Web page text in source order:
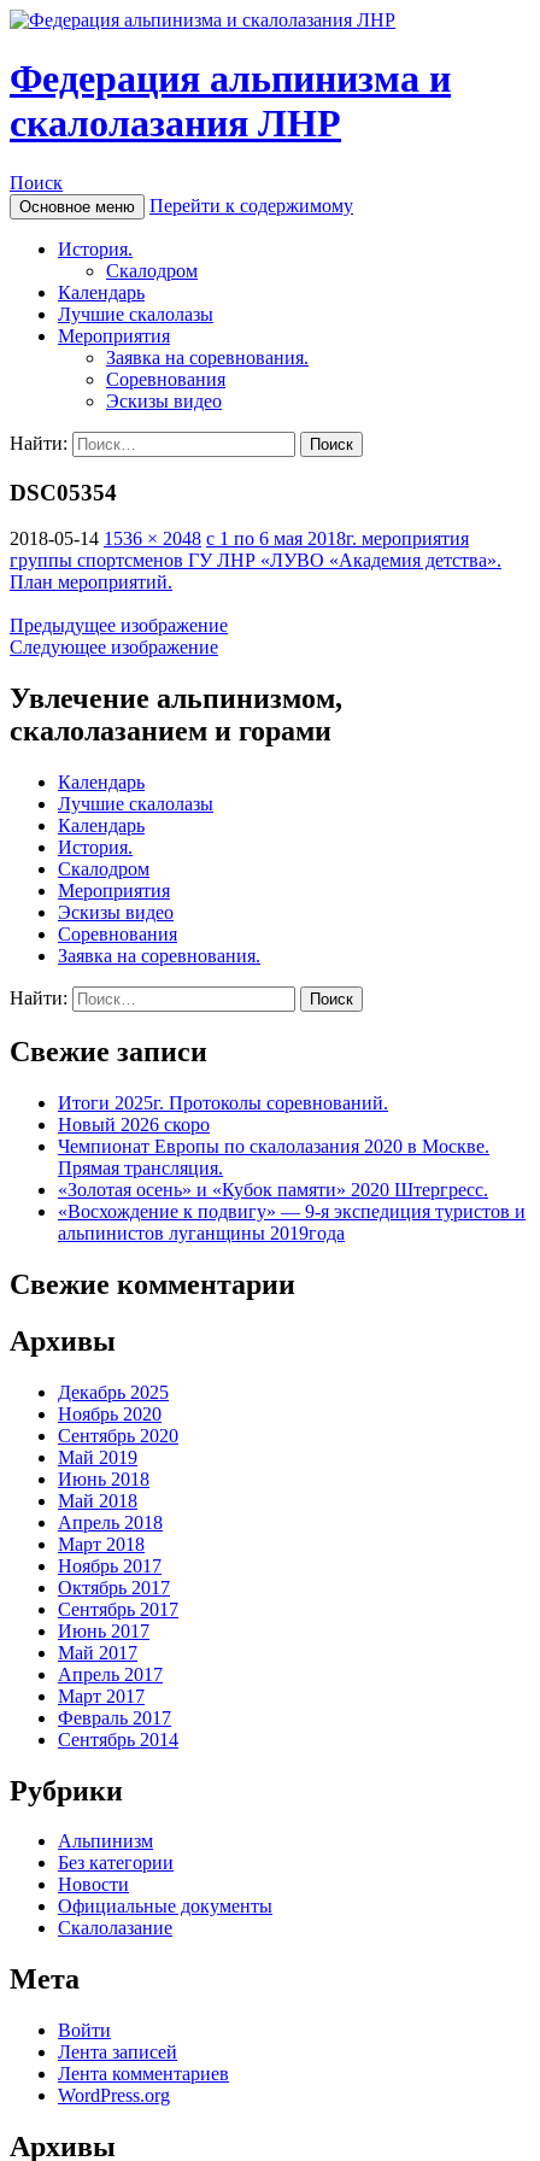
Федерация альпинизма и
скалолазания ЛНР
Поиск
Основное меню Перейти к содержимому
История.
Скалодром
Календарь
Лучшие скалолазы
Мероприятия
Заявка на соревнования.
Соревнования
Эскизы видео
Найти:
DSC05354
2018-05-14 1536 × 2048 с 1 по 6 мая 2018г. мероприятия
группы спортсменов ГУ ЛНР «ЛУВО «Академия детства».
План мероприятий.
Предыдущее изображение
Следующее изображение
Увлечение альпинизмом,
скалолазанием и горами
Календарь
Лучшие скалолазы
Календарь
История.
Скалодром
Мероприятия
Эскизы видео
Соревнования
Заявка на соревнования.
Найти:
Свежие записи
Итоги 2025г. Протоколы соревнований.
Новый 2026 скоро
Чемпионат Европы по скалолазания 2020 в Москве.
Прямая трансляция.
«Золотая осень» и «Кубок памяти» 2020 Штергресс.
«Восхождение к подвигу» — 9-я экспедиция туристов и
альпинистов луганщины 2019года
Свежие комментарии
Архивы
Декабрь 2025
Ноябрь 2020
Сентябрь 2020
Май 2019
Июнь 2018
Май 2018
Апрель 2018
Март 2018
Ноябрь 2017
Октябрь 2017
Сентябрь 2017
Июнь 2017
Май 2017
Апрель 2017
Март 2017
Февраль 2017
Сентябрь 2014
Рубрики
Альпинизм
Без категории
Новости
Официальные документы
Скалолазание
Мета
Войти
Лента записей
Лента комментариев
WordPress.org
Архивы